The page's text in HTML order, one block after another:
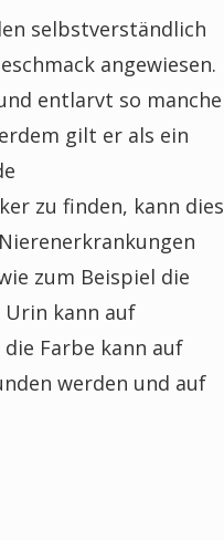
selbstverständlich
angewiesen.
entlarvt so manche
gilt er als ein
zu finden, kann dies
zum Beispiel die
Urin kann auf
Farbe kann auf
werden und auf